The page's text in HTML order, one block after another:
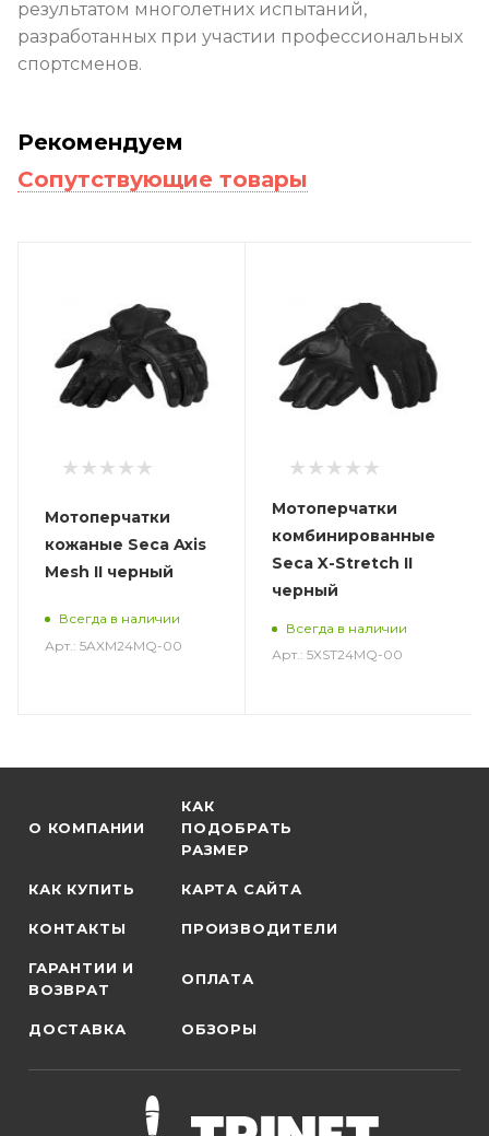
результатом многолетних испытаний,
разработанных при участии профессиональных
спортсменов.
Рекомендуем
Сопутствующие товары
Мотоперчатки
кожаные Seca Axis
Mesh II черный
Всегда в наличии
Арт.: 5AXM24MQ-00
Мотоперчатки
комбинированные
Seca X-Stretch II
черный
Всегда в наличии
Арт.: 5XST24MQ-00
О КОМПАНИИ
КАК
ПОДОБРАТЬ
РАЗМЕР
КАК КУПИТЬ КАРТА САЙТА
КОНТАКТЫ ПРОИЗВОДИТЕЛИ
ГАРАНТИИ И
ВОЗВРАТ
ОПЛАТА
ДОСТАВКА ОБЗОРЫ